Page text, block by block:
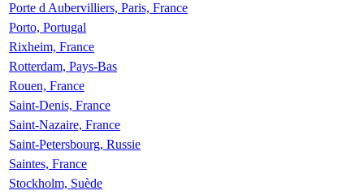
Porte d Aubervilliers, Paris, France
Porto, Portugal
Rixheim, France
Rotterdam, Pays-Bas
Rouen, France
Saint-Denis, France
Saint-Nazaire, France
Saint-Petersbourg, Russie
Saintes, France
Stockholm, Suède